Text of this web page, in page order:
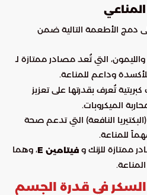
المناعي
على دمج الأطعمة التالية ضمن
والليمون، التي تُعد مصادر ممتازة لـ
وداعم للمناعة.
تُعرف بقدرتها على تعزيز
الميكروبات.
النافعة) التي تدعم صحة
للمناعة.
ممتازة للزنك و فيتامين E
، وهما
في قدرة الجسم